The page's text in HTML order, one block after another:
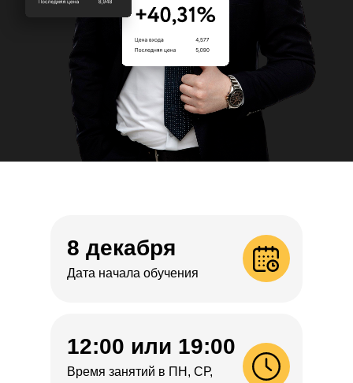
8 декабря
Дата начала обучения
12:00 или 19:00
Время занятий в ПН, СР,